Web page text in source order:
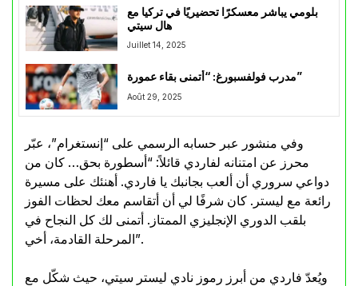
بلومي يباشر معسكرًا تحضيريًا في تركيا مع
هال سيتي
Juillet 14, 2025
مدرب فولفسبورغ: “أتمنى بقاء عمورة”
Août 29, 2025
وفي منشور عبر حسابه الرسمي على “إنستغرام”، عبّر
محرز عن امتنانه لفاردي قائلاً: “أسطورة بحق… كان من
دواعي سروري أن ألعب بجانبك يا فاردي. أهنئك على مسيرة
رائعة مع ليستر. كان شرفًا لي أن أتقاسم معك لحظات الفوز
بلقب الدوري الإنجليزي الممتاز. أتمنى لك كل النجاح في
المرحلة القادمة، أخي”.
ويُعدّ فاردي من أبرز رموز نادي ليستر سيتي، حيث شكّل مع